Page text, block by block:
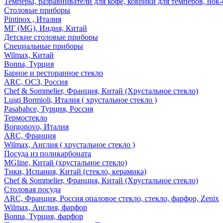
Столовые приборы
Pintinox , Италия
МГ (MG), Индия, Китай
Детские столовые приборы
Специальные приборы
Wilmax, Китай
Bonna, Турция
Барное и ресторанное стекло
ARC, ОСЗ, Россия
Chef & Sommelier, Франция, Китай (Хрустальное стекло)
Luigi Bormioli, Италия ( хрустальное стекло )
Pasabahce, Турция, Россия
Термостекло
Borgonovo, Италия
ARC, Франция
Wilmax, Англия ( хрустальное стекло )
Посуда из поликарбоната
MGline, Китай (хрустальное стекло)
Тики, Испания, Китай (стекло, керамика)
Chef & Sommelier, Франция, Китай (Хрустальное стекло)
Столовая посуда
ARC, Франция, Россия опаловое стекло, стекло, фарфор, Zenix
Wilmax, Англия, фарфор
Bonna, Турция, фарфор